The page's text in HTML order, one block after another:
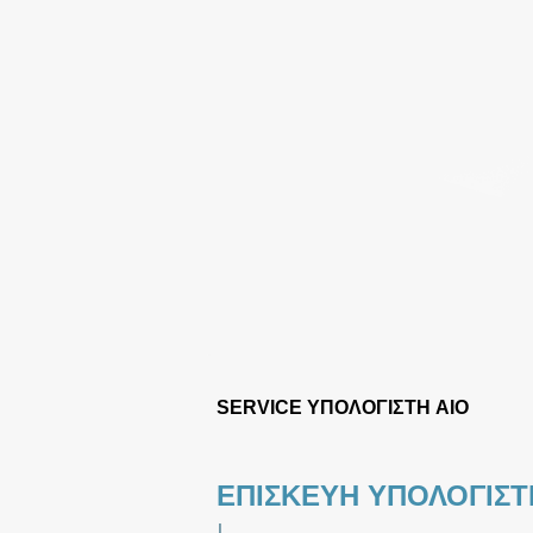
SERVICE ΥΠΟΛΟΓΙΣΤΗ AIO
ΕΠΙΣΚΕΥΗ